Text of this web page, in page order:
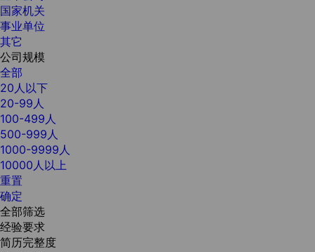
国家机关
事业单位
其它
公司规模
全部
20人以下
20-99人
100-499人
500-999人
1000-9999人
10000人以上
重置
确定
全部筛选
经验要求
简历完整度